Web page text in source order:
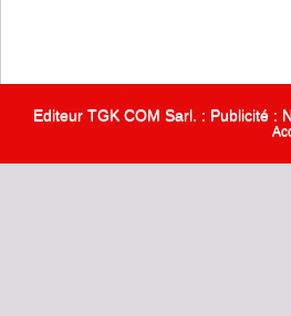
Editeur TGK COM Sarl. : Publicité :